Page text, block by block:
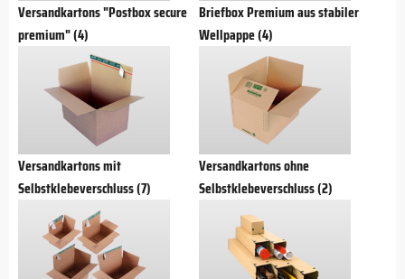
Versandkartons "Postbox secure
premium" (4)
Briefbox Premium aus stabiler
Wellpappe (4)
Versandkartons mit
Selbstklebeverschluss (7)
Versandkartons ohne
Selbstklebeverschluss (2)